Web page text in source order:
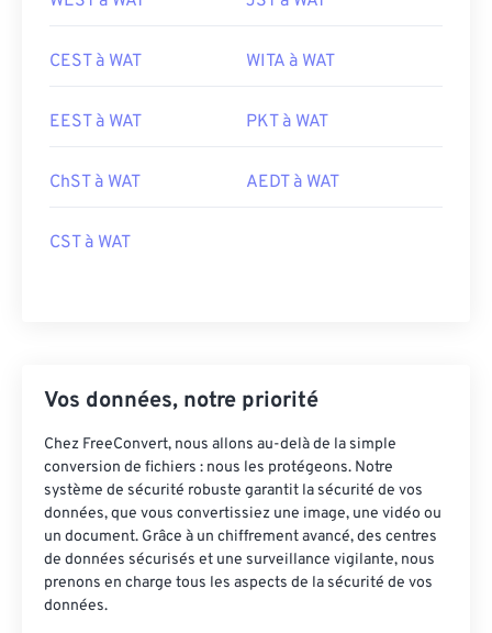
CEST à WAT WITA à WAT
EEST à WAT PKT à WAT
ChST à WAT AEDT à WAT
CST à WAT
Vos données, notre priorité
Chez FreeConvert, nous allons au-delà de la simple
conversion de fichiers : nous les protégeons. Notre
système de sécurité robuste garantit la sécurité de vos
données, que vous convertissiez une image, une vidéo ou
un document. Grâce à un chiffrement avancé, des centres
de données sécurisés et une surveillance vigilante, nous
prenons en charge tous les aspects de la sécurité de vos
données.